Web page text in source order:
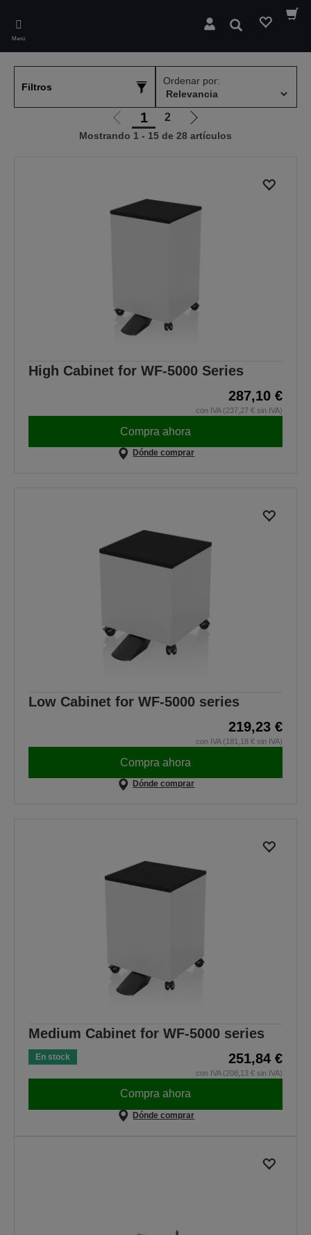
main
content
Menú
Buscar
Filtros
Ordenar por:
Ir
a
1 2
Ir
a
Mostrando 1 - 15 de 28 artículos
High Cabinet for WF-5000 Series
287,10 €
con IVA (237,27 € sin IVA)
Compra ahora
Dónde comprar
Low Cabinet for WF-5000 series
219,23 €
con IVA (181,18 € sin IVA)
Compra ahora
Dónde comprar
Medium Cabinet for WF-5000 series
En stock 251,84 €
con IVA (208,13 € sin IVA)
Compra ahora
Dónde comprar